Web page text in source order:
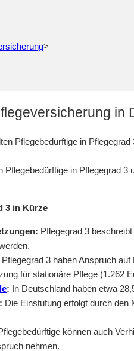
>
in
Pflegebedürftige in Pflegegrad
3 in Kürze
Pflegegrad 3
3 haben Anspruch
für stationäre Pflege (1.262
: In Deutschland haben etwa
Die Einstufung erfolgt durch
können auch
nehmen.